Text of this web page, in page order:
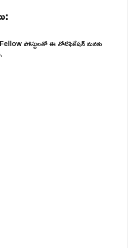
పోస్టులతో ఈ నోటిఫికేషన్ మనకు